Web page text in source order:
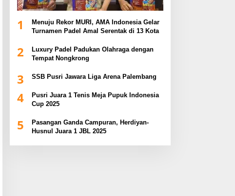
1
Menuju Rekor MURI, AMA Indonesia Gelar
Turnamen Padel Amal Serentak di 13 Kota
2
Luxury Padel Padukan Olahraga dengan
Tempat Nongkrong
3 SSB Pusri Jawara Liga Arena Palembang
4
Pusri Juara 1 Tenis Meja Pupuk Indonesia
Cup 2025
5
Pasangan Ganda Campuran, Herdiyan-
Husnul Juara 1 JBL 2025